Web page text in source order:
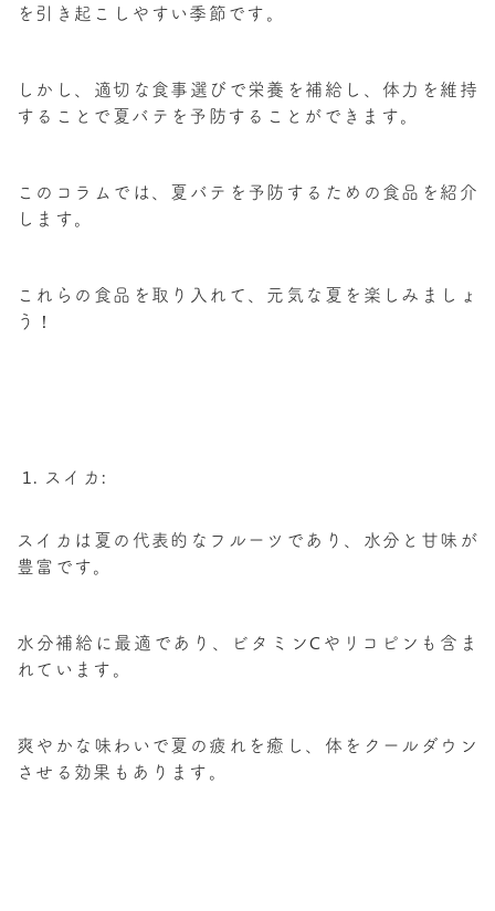
を引き起こしやすい季節です。
しかし、適切な食事選びで栄養を補給し、体力を維持
することで夏バテを予防することができます。
このコラムでは、夏バテを予防するための食品を紹介
します。
これらの食品を取り入れて、元気な夏を楽しみましょ
う！
スイカ:
スイカは夏の代表的なフルーツであり、水分と甘味が
豊富です。
水分補給に最適であり、ビタミンCやリコピンも含ま
れています。
爽やかな味わいで夏の疲れを癒し、体をクールダウン
させる効果もあります。